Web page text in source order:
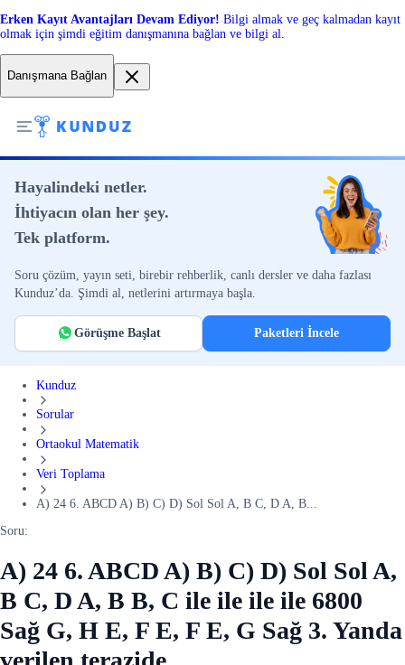
Erken Kayıt Avantajları Devam Ediyor! Bilgi almak ve geç kalmadan kayıt
olmak için şimdi eğitim danışmanına bağlan ve bilgi al.
Danışmana Bağlan
Hayalindeki netler.
İhtiyacın olan her şey.
Tek platform.
Soru çözüm, yayın seti, birebir rehberlik, canlı dersler ve daha fazlası
Kunduz’da. Şimdi al, netlerini artırmaya başla.
Görüşme Başlat Paketleri İncele
Kunduz
Sorular
Ortaokul Matematik
Veri Toplama
A) 24 6. ABCD A) B) C) D) Sol Sol A, B C, D A, B...
Soru:
A) 24 6. ABCD A) B) C) D) Sol Sol A,
B C, D A, B B, C ile ile ile ile 6800
Sağ G, H E, F E, F E, G Sağ 3. Yanda